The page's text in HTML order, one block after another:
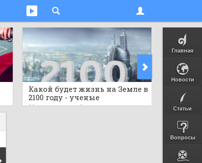
Главная
Новости
Статьи
Вопросы
Какой будет жизнь на Земле в
2100 году - ученые
шокировали прогнозом
22 часа назад 0 23 часа